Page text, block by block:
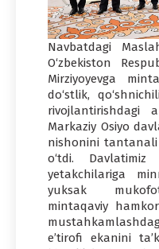
Navbatdagi
O‘zbekiston
Mirziyoyevga
do‘stlik,
rivojlantirishdagi
Markaziy Osiyo
nishonini tantanali
o‘tdi.
yetakchilariga
yuksak
mintaqaviy
e’tirofi ekanini